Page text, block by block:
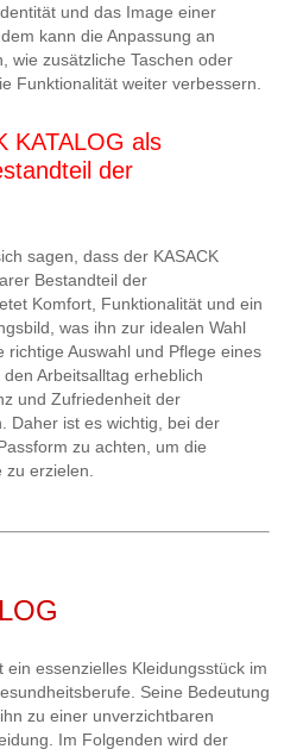
und das Image einer
kann die Anpassung an
wie zusätzliche Taschen oder
Funktionalität weiter verbessern.
KATALOG als
der
sagen, dass der KASACK
Bestandteil der
Komfort, Funktionalität und ein
was ihn zur idealen Wahl
richtige Auswahl und Pflege eines
den Arbeitsalltag erheblich
und Zufriedenheit der
Daher ist es wichtig, bei der
zu achten, um die
zu erzielen.
ein essenzielles Kleidungsstück im
Seine Bedeutung
zu einer unverzichtbaren
Im Folgenden wird der